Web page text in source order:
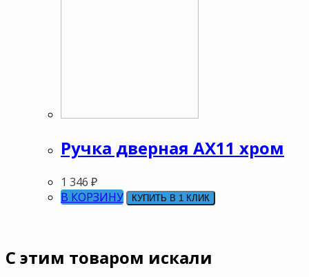
Ручка дверная АХ11 хром
1 346 ₽
В КОРЗИНУ
КУПИТЬ В 1 КЛИК
C этим товаром искали